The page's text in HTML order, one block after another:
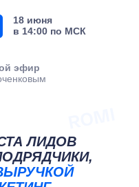
ЛИДОВ
эфир
18 июня
в 14:00 по МСК